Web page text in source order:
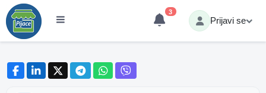
3
Prijavi se